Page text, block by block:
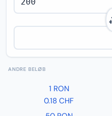
ANDRE BELØB
1 RON
0.18 CHF